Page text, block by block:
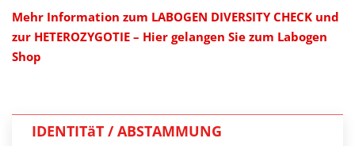
Mehr Information zum LABOGEN DIVERSITY CHECK und
zur HETEROZYGOTIE – Hier gelangen Sie zum Labogen
Shop
IDENTITäT / ABSTAMMUNG